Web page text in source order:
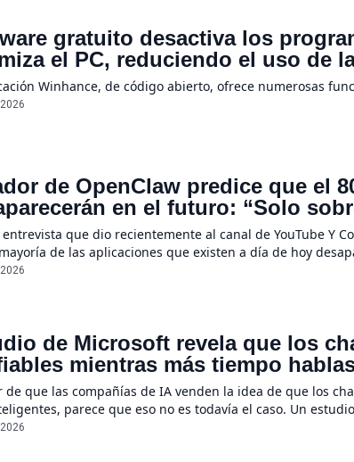
gratuito desactiva los
el PC, reduciendo el uso de
Winhance, de código abierto, ofrece numerosas
de OpenClaw predice que el
en el futuro: “Solo
únicos o conexiones
entrevista que dio recientemente al canal de YouTube Y
de las aplicaciones que existen a día de hoy
por completo”, declaró Steinberger, quien
de Microsoft revela que los
mientras más tiempo
un 112%
de que las compañías de IA venden la idea de que los
parece que eso no es todavía el caso. Un
a menudo se suelen “perder en la conversación”